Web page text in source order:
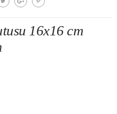
16x16 cm